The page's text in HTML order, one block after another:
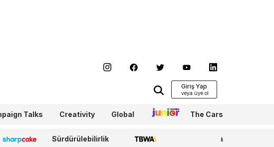
Giriş Yap
Talks Creativity Global Junior The Cars
Sürdürülebilirlik TBWA WPP Media